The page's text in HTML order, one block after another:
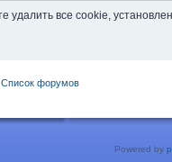
удалить все cookie,
Список форумов
Powered by